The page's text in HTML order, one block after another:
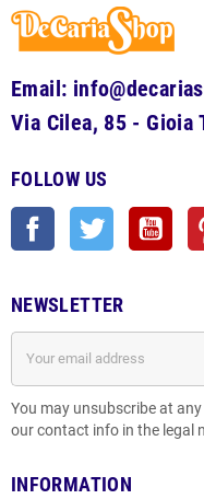
Email:
Via Cilea, 85 - Gioia
FOLLOW US
Facebook Twitter
NEWSLETTER
You may unsubscribe at
our contact info in the legal
INFORMATION